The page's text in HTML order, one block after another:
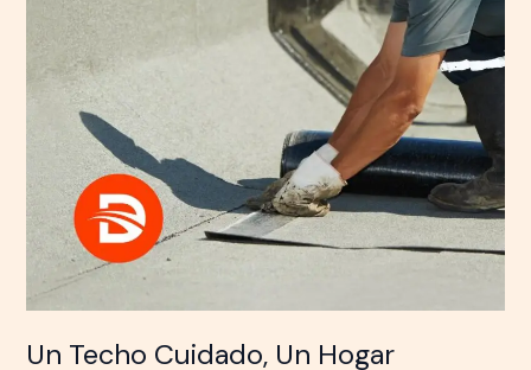
Un Techo Cuidado, Un Hogar
Impermeabilización
Preventiva